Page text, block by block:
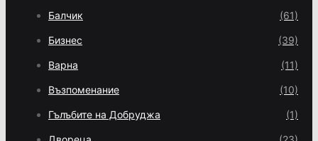
Балчик (61)
Бизнес (39)
Варна (11)
Възпоменание (10)
Гълъбите на Добруджа (1)